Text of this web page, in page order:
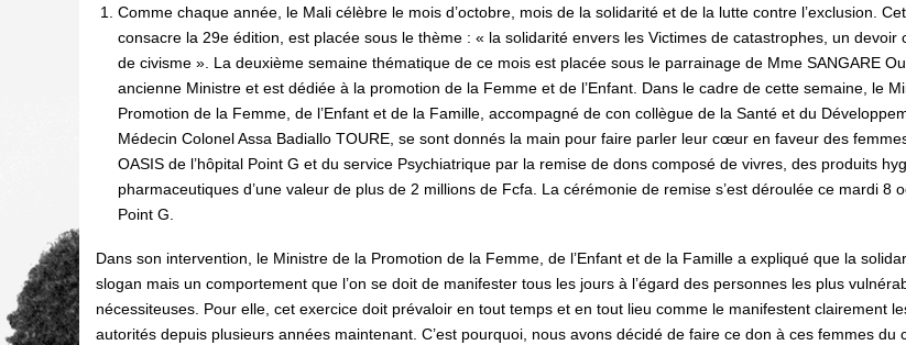
Comme chaque année, le Mali célèbre le mois d’octobre, mois de la solidarité et de la lutte contre l’exclusion.
consacre la 29e édition, est placée sous le thème : « la solidarité envers les Victimes de catastrophes, un devoir
de civisme ». La deuxième semaine thématique de ce mois est placée sous le parrainage de Mme SANGARE
ancienne Ministre et est dédiée à la promotion de la Femme et de l’Enfant. Dans le cadre de cette semaine, le
Promotion de la Femme, de l’Enfant et de la Famille, accompagné de con collègue de la Santé et du
Médecin Colonel Assa Badiallo TOURE, se sont donnés la main pour faire parler leur cœur en faveur des
OASIS de l’hôpital Point G et du service Psychiatrique par la remise de dons composé de vivres, des produits
pharmaceutiques d’une valeur de plus de 2 millions de Fcfa. La cérémonie de remise s’est déroulée ce mardi 8
Point G.
Dans son intervention, le Ministre de la Promotion de la Femme, de l’Enfant et de la Famille a expliqué que la
slogan mais un comportement que l’on se doit de manifester tous les jours à l’égard des personnes les plus
nécessiteuses. Pour elle, cet exercice doit prévaloir en tout temps et en tout lieu comme le manifestent clairement
autorités depuis plusieurs années maintenant. C’est pourquoi, nous avons décidé de faire ce don à ces femmes du